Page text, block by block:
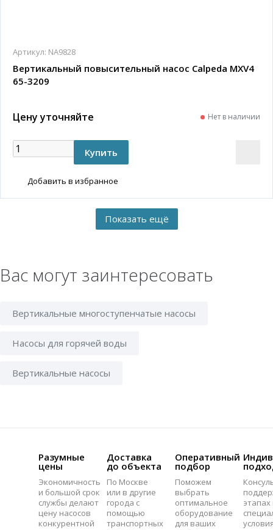
Артикул: NA9828
Вертикальный повысительный насос Calpeda MXV4
65-3209
Цену уточняйте Нет в наличии
Добавить в избранное
Вас могут заинтересовать
Вертикальные многоступенчатые насосы
Насосы для горячей воды
Вертикальные насосы
Разумные
цены
Экономичность
и большой срок
службы делают
цену насосов
конкурентной
Доставка
до объекта
По Москве
или в другие
города с
помощью
транспортных
Оперативный
подбор
Поможем
выбрать
оптимальное
оборудование
для ваших
этапах